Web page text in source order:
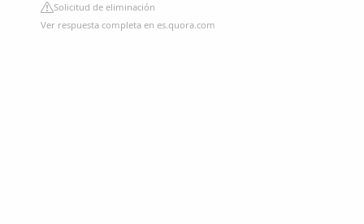
Solicitud de eliminación
Ver respuesta completa en es.quora.com